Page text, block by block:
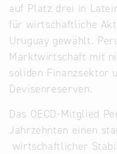
auf Platz drei in
für wirtschaftliche
Uruguay gewählt.
Marktwirtschaft mit
soliden Finanzsektor
Devisenreserven.
Das OECD-Mitglied
Jahrzehnten einen
wirtschaftlicher